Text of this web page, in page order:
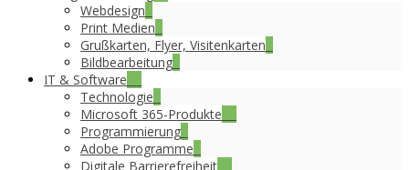
Webdesign
Print Medien
Grußkarten, Flyer, Visitenkarten
Bildbearbeitung
IT & Software
Technologie
Microsoft 365-Produkte
Programmierung
Adobe Programme
Digitale Barrierefreiheit